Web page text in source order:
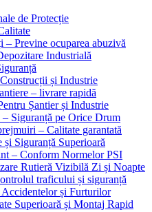
de Protecție
– Previne ocuparea abuzivă
Industrială
și Industrie
– livrare rapidă
Șantier și Industrie
Siguranță pe Orice Drum
– Calitate garantată
Siguranță Superioară
– Conform Normelor PSI
Rutieră Vizibilă Zi și Noapte
traficului și siguranță
și Furturilor
Superioară și Montaj Rapid